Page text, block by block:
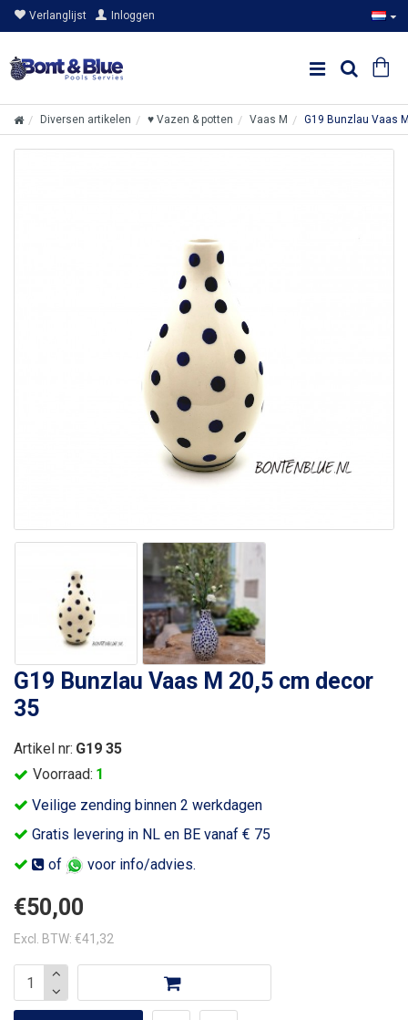
Verlanglijst Inloggen
Diversen artikelen ♥ Vazen & potten Vaas M G19 Bunzlau Vaas
G19 Bunzlau Vaas M 20,5 cm decor
35
Veilige zending binnen 2 werkdagen
Gratis levering in NL en BE vanaf € 75
of
voor info/advies.
Voorraad: 1
Artikel nr: G19 35
€50,00
Excl. BTW: €41,32